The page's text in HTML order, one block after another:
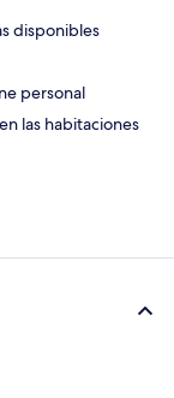
disponibles
personal
las habitaciones